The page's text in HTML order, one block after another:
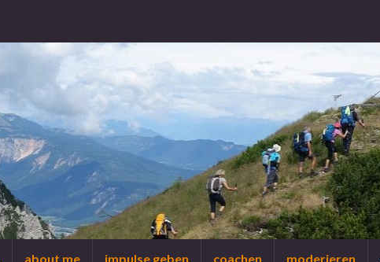
about me impulse geben coachen moderieren